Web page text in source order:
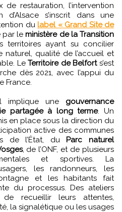
s’inscrit dans une
du label « Grand Site de
par leministère de la Transition
territoires ayant su concilier
naturel, qualité de l’accueil et
LeTerritoire de Belforts’est
dès 2021, avec l’appui du
France.
implique une gouvernance
partagée à long terme. Un
en place sous la direction du
active des communes
de l’État, du Parc naturel
, de l’ONF, et de plusieurs
et sportives. La
les randonneurs, les
et les habitants fait
du processus. Des ateliers
recueillir leurs attentes,
la signalétique ou les usages